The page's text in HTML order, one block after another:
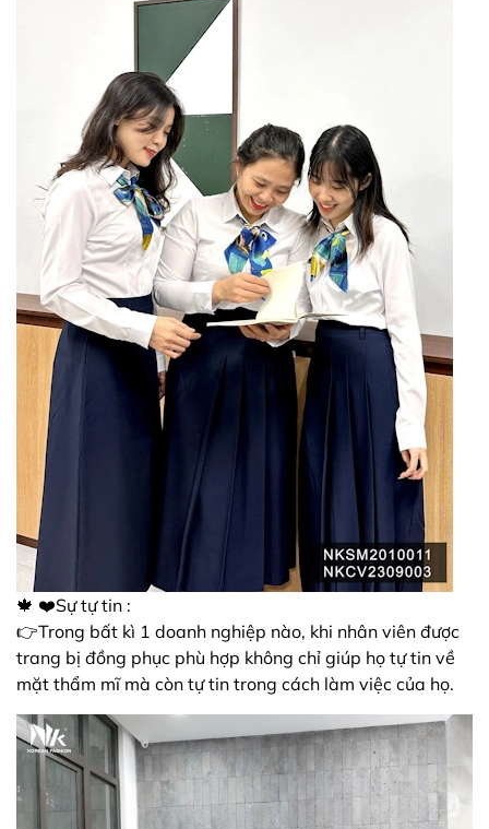
🍁 ❤️Sự tự tin :
👉Trong bất kì 1 doanh nghiệp nào, khi nhân viên được
trang bị đồng phục phù hợp không chỉ giúp họ tự tin về
mặt thẩm mĩ mà còn tự tin trong cách làm việc của họ.